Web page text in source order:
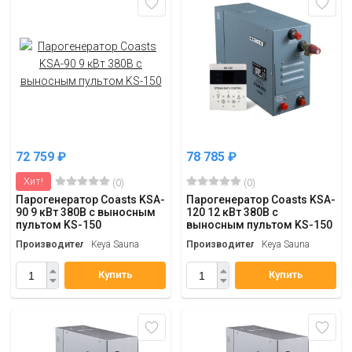
72 759 ₽
Хит! (0)
Парогенератор Coasts KSA-
90 9 кВт 380В с выносным
пультом KS-150
Производитель Keya Sauna
Купить
78 785 ₽
(0)
Парогенератор Coasts KSA-
120 12 кВт 380В с
выносным пультом KS-150
Производитель Keya Sauna
Купить